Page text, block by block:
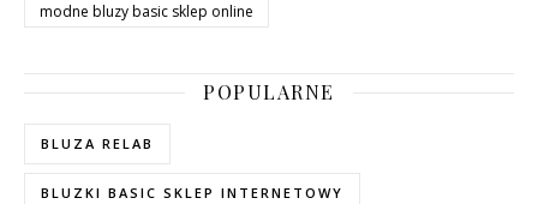
modne bluzy basic sklep online
POPULARNE
BLUZA RELAB
BLUZKI BASIC SKLEP INTERNETOWY